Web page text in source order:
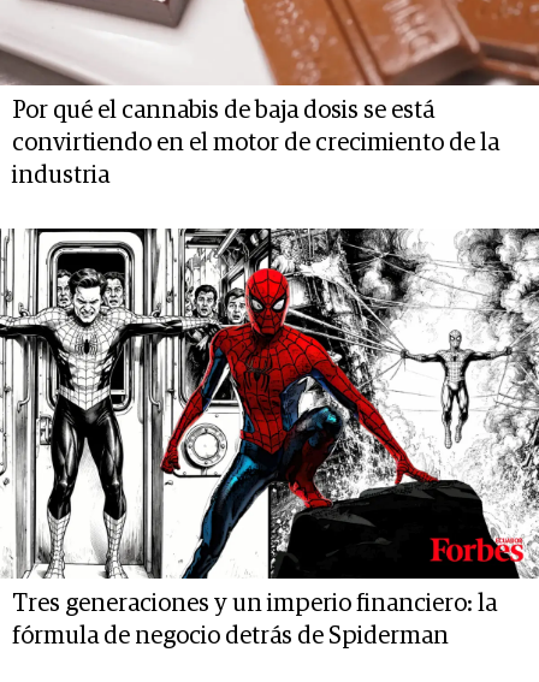
Por qué el cannabis de baja dosis se está
convirtiendo en el motor de crecimiento de la
industria
Tres generaciones y un imperio financiero: la
fórmula de negocio detrás de Spiderman